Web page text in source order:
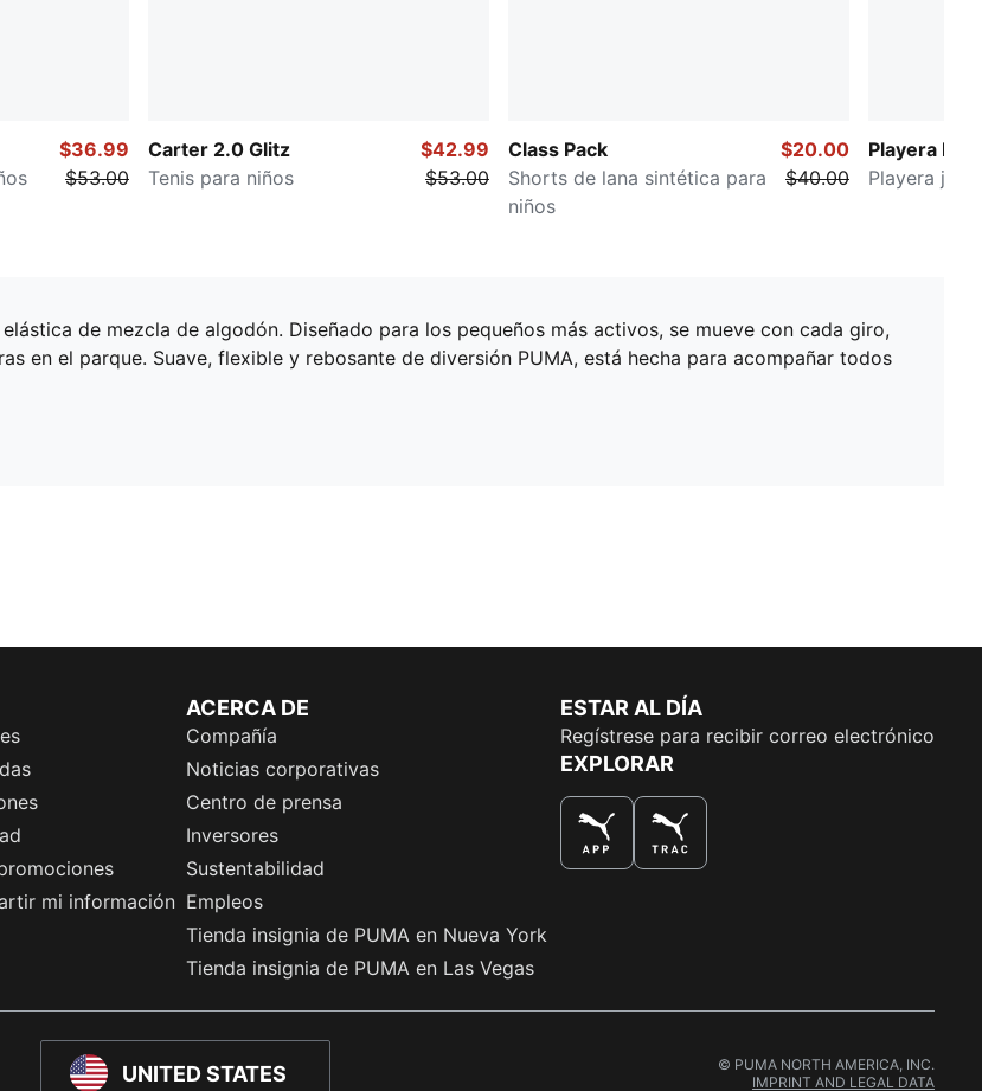
$36.99
$53.00
Carter 2.0 Glitz
Tenis para niños
$42.99
$53.00
Class Pack
Shorts de lana sintética para
niños
$20.00
$40.00
Playera
Playera
de mezcla de algodón. Diseñado para los pequeños más activos, se mueve con cada giro,
en el parque. Suave, flexible y rebosante de diversión PUMA, está hecha para acompañar todos
mi información
ACERCA DE
Compañía
Noticias corporativas
Centro de prensa
Inversores
Sustentabilidad
Empleos
Tienda insignia de PUMA en Nueva York
Tienda insignia de PUMA en Las Vegas
ESTAR AL DÍA
Regístrese para recibir correo electrónico
EXPLORAR
UNITED STATES
© PUMA NORTH AMERICA, INC.
IMPRINT AND LEGAL DATA